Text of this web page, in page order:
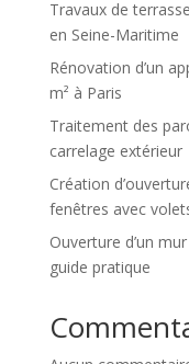
Travaux de
en Seine-Maritime
Rénovation d’un
m² à Paris
Traitement des
carrelage extérieur
Création
fenêtres avec
Ouverture d’un
guide pratique